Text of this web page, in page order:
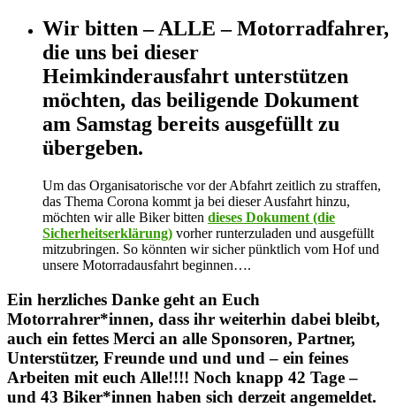
Wir bitten – ALLE – Motorradfahrer,
die uns bei dieser
Heimkinderausfahrt unterstützen
möchten, das beiligende Dokument
am Samstag bereits ausgefüllt zu
übergeben.
Um das Organisatorische vor der Abfahrt zeitlich zu straffen,
das Thema Corona kommt ja bei dieser Ausfahrt hinzu,
möchten wir alle Biker bitten dieses Dokument (die
Sicherheitserklärung) vorher runterzuladen und ausgefüllt
mitzubringen. So könnten wir sicher pünktlich vom Hof und
unsere Motorradausfahrt beginnen….
Ein herzliches Danke geht an Euch
Motorrahrer*innen, dass ihr weiterhin dabei bleibt,
auch ein fettes Merci an alle Sponsoren, Partner,
Unterstützer, Freunde und und und – ein feines
Arbeiten mit euch Alle!!!! Noch knapp 42 Tage –
und 43 Biker*innen haben sich derzeit angemeldet.